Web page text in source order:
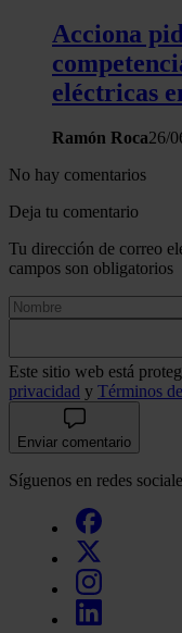
Acciona
eléctricas
Ramón Roca26/
No hay comentarios
Deja tu comentario
Tu dirección de correo
campos son obligatorios
Este sitio web está
privacidad y Términos
Enviar comentario
Síguenos en redes